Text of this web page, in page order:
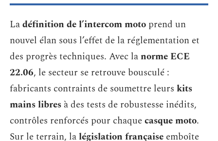
Ladéfinition de l’intercom moto prend un
nouvel élan sous l’effet de la réglementation et
des progrès techniques. Avec lanorme ECE
22.06, le secteur se retrouve bousculé :
fabricants contraints de soumettre leurs kits
mains libres à des tests de robustesse inédits,
contrôles renforcés pour chaquecasque moto.
Sur le terrain, lalégislation française emboîte